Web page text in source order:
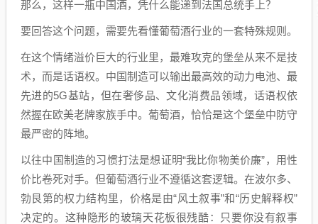
那么，这样一瓶中国酒，凭什么能递到法国总统手上？
要回答这个问题，需要先看懂葡萄酒行业的一套特殊规则。
在这个情绪溢价巨大的行业里，最难攻克的堡垒从来不是技
术，而是话语权。中国制造可以输出最高效的动力电池、最
先进的5G基站，但在奢侈品、文化消费品领域，话语权依
然握在欧美老牌家族手中。葡萄酒，恰恰是这个堡垒中防守
最严密的阵地。
以往中国制造的习惯打法是想证明“我比你物美价廉”，用性
价比卷死对手。但葡萄酒行业不遵循这套逻辑。在波尔多、
勃艮第的权力结构里，价格是由“风土叙事”和“历史解释权”
决定的。这种隐形的玻璃天花板很残酷：只要你没有叙事